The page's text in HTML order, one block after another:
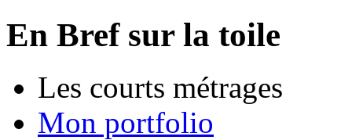
En Bref sur la toile
Les courts métrages
Mon portfolio